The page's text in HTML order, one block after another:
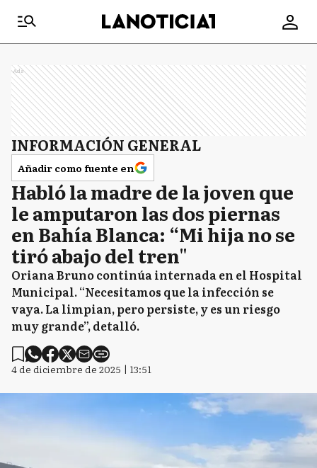
Ads
INFORMACIÓN GENERAL
Añadir como fuente en
Habló la madre de la joven que
le amputaron las dos piernas
en Bahía Blanca: “Mi hija no se
tiró abajo del tren"
Oriana Bruno continúa internada en el Hospital
Municipal. “Necesitamos que la infección se
vaya. La limpian, pero persiste, y es un riesgo
muy grande”, detalló.
4 de diciembre de 2025 | 13:51